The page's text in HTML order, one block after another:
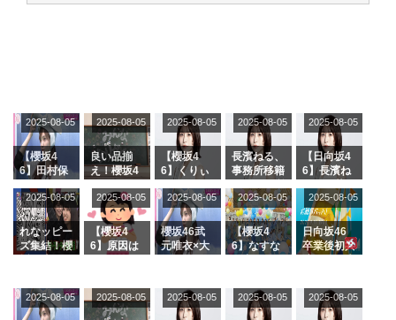
【櫻坂4
6】田村保
ージを脱い
でいた理由
2025-08-05
良い品揃
え！櫻坂4
グル『Mak
e or Brea
k』オフィ
シャルグッ
ズ絶賛販売
2025-08-05
【櫻坂4
6】くりぃ
の2人を手
玉に取る大
沼晶保【く
りぃむナン
タラ】
2025-08-05
長濱ねる、
事務所移籍
属を発表
2025-08-05
【日向坂4
6】長濱ね
ら移籍しフ
ラーム所属
に。これで
事務所に所
属している
がこちら
2025-08-05
れなッピー
ズ集結！櫻
理子、8/6
「ラヴィッ
ト！」水曜
2025-08-05
【櫻坂4
6】原因は
uddiesを
ざわつかせ
る...
2025-08-05
櫻坂46武
元唯衣×大
カップお姉
さんに恐怖
【くりぃむ
2025-08-05
【櫻坂4
6】なすな
2曲目っ
て...【ラヴ
ィット 東
2025-08-05
日向坂46
卒業後初共
師匠オード
リー若林さ
んと再会し
2025-08-05
2025-08-05 2025-08-05 2025-08-05 2025-08-05 2025-08-05